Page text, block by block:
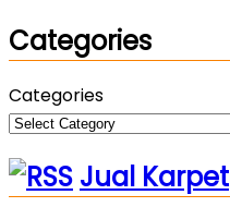
Categories
Categories
Jual Karpet